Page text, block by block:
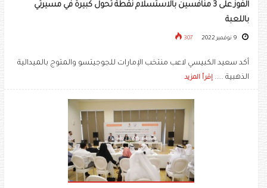
الفوز على 3 منافسين بالاستسلام نقطة تحول كبيرة في مسيرتي
باللعبة
307
أكد سعيد الكبيسي لاعب منتخب الإمارات للجوجيتسو والمتوج بالميدالية
الذهبية ..... إقرأ المزيد